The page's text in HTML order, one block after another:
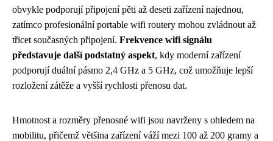
obvykle podporují připojení pěti až deseti zařízení najednou,
zatímco profesionální portable wifi routery mohou zvládnout až
třicet současných připojení. Frekvence wifi signálu
představuje další podstatný aspekt, kdy moderní zařízení
podporují duální pásmo 2,4 GHz a 5 GHz, což umožňuje lepší
rozložení zátěže a vyšší rychlosti přenosu dat.
Hmotnost a rozměry přenosné wifi jsou navrženy s ohledem na
mobilitu, přičemž většina zařízení váží mezi 100 až 200 gramy a